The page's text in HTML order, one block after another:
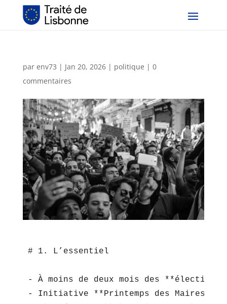
par env73 | Jan 20, 2026| politique | 0
commentaires
# 1. L’essentiel
- À moins de deux mois des
- Initiative **Printemps des Maires**